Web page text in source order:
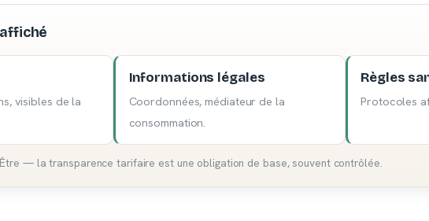
visibles de la
Informations légales
Coordonnées, médiateur de la
consommation.
Règles
Protocoles
Être — la transparence tarifaire est une obligation de base, souvent contrôlée.